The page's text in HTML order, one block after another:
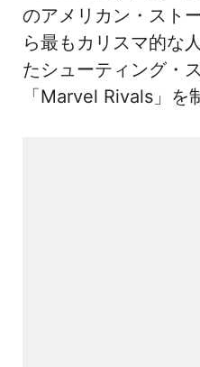
のアメリカン・スト
ら最もカリスマ的な
たシューティング・
「Marvel Rivals」を